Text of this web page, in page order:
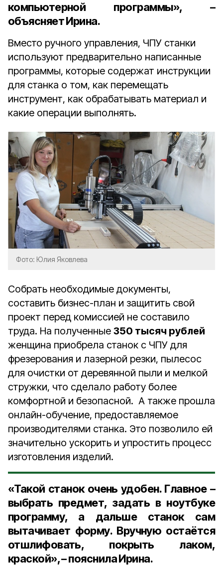
компьютерной программы», –
объясняет Ирина.
Вместо ручного управления, ЧПУ станки
используют предварительно написанные
программы, которые содержат инструкции
для станка о том, как перемещать
инструмент, как обрабатывать материал и
какие операции выполнять.
Фото: Юлия Яковлева
Собрать необходимые документы,
составить бизнес-план и защитить свой
проект перед комиссией не составило
труда. На полученные 350 тысяч рублей
женщина приобрела станок с ЧПУ для
фрезерования и лазерной резки, пылесос
для очистки от деревянной пыли и мелкой
стружки, что сделало работу более
комфортной и безопасной. А также прошла
онлайн-обучение, предоставляемое
производителями станка. Это позволило ей
значительно ускорить и упростить процесс
изготовления изделий.
«Такой станок очень удобен. Главное –
выбрать предмет, задать в ноутбуке
программу, а дальше станок сам
вытачивает форму. Вручную остаётся
отшлифовать, покрыть лаком,
краской», – пояснила Ирина.